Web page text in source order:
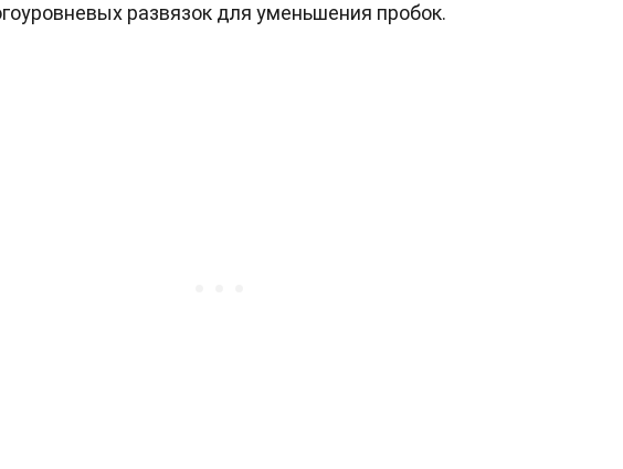
развязок для уменьшения пробок.